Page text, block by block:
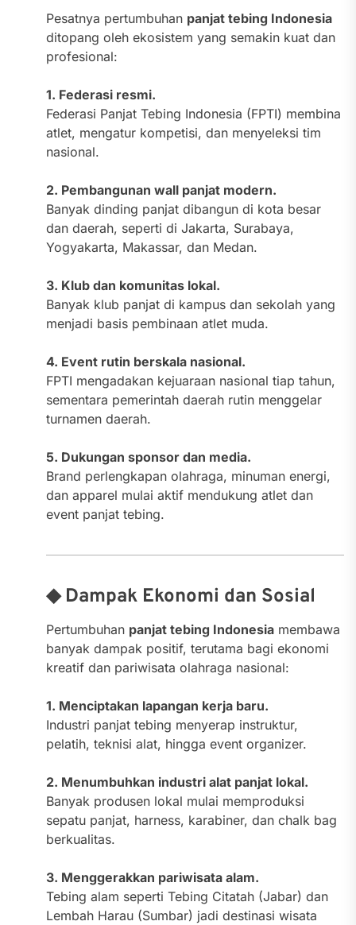
Pesatnya pertumbuhan panjat tebing Indonesia
ditopang oleh ekosistem yang semakin kuat dan
profesional:
1. Federasi resmi.
Federasi Panjat Tebing Indonesia (FPTI) membina
atlet, mengatur kompetisi, dan menyeleksi tim
nasional.
2. Pembangunan wall panjat modern.
Banyak dinding panjat dibangun di kota besar
dan daerah, seperti di Jakarta, Surabaya,
Yogyakarta, Makassar, dan Medan.
3. Klub dan komunitas lokal.
Banyak klub panjat di kampus dan sekolah yang
menjadi basis pembinaan atlet muda.
4. Event rutin berskala nasional.
FPTI mengadakan kejuaraan nasional tiap tahun,
sementara pemerintah daerah rutin menggelar
turnamen daerah.
5. Dukungan sponsor dan media.
Brand perlengkapan olahraga, minuman energi,
dan apparel mulai aktif mendukung atlet dan
event panjat tebing.
◆ Dampak Ekonomi dan Sosial
Pertumbuhan panjat tebing Indonesiamembawa
banyak dampak positif, terutama bagi ekonomi
kreatif dan pariwisata olahraga nasional:
1. Menciptakan lapangan kerja baru.
Industri panjat tebing menyerap instruktur,
pelatih, teknisi alat, hingga event organizer.
2. Menumbuhkan industri alat panjat lokal.
Banyak produsen lokal mulai memproduksi
sepatu panjat, harness, karabiner, dan chalk bag
berkualitas.
3. Menggerakkan pariwisata alam.
Tebing alam seperti Tebing Citatah (Jabar) dan
Lembah Harau (Sumbar) jadi destinasi wisata